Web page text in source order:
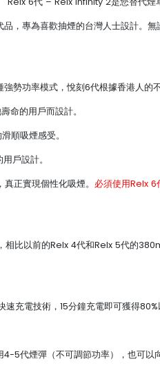
專為喜歡抽煙的台灣人士設計。無
功率模式，悅刻6代根據香港人的
命的用戶而設計。
吸煙感受。
戶設計。
正實現個性化吸煙。 必須使用Relx
以前的Relx 4代和Relx 5代的
充電技術，15分鐘充電即可獲得
5代煙彈（不可調節功率），也可以